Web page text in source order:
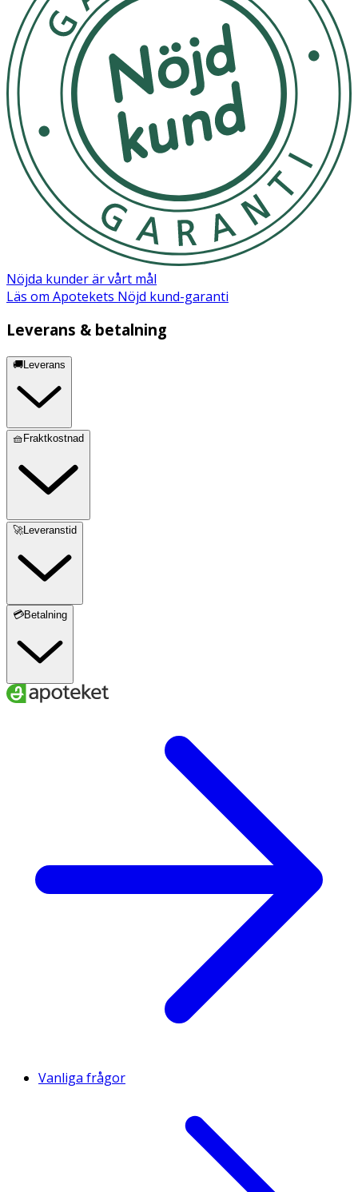
OK för gravida och ammande:
Ja
Ingredienser:
Aqua, Chamomilla Recutita Flower Extract, Glycerin,
Cocamidopropyl PG-Dimonium Chloride, Citric Acid,
Sodium Hydroxide, Sodium Benzoate, Sodium Levulinate,
Levulinic Acid.
Nöjda kunder är vårt mål
Läs om Apotekets Nöjd kund-garanti
Leverans & betalning
🚚Leverans
🧺Fraktkostnad
🚀Leveranstid
💳Betalning
Vanliga frågor